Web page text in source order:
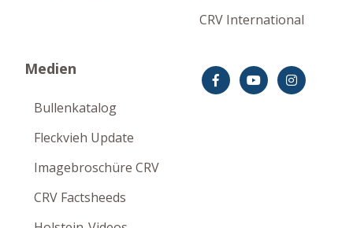
CRV International
Medien
Bullenkatalog
Fleckvieh Update
Imagebroschüre CRV
CRV Factsheeds